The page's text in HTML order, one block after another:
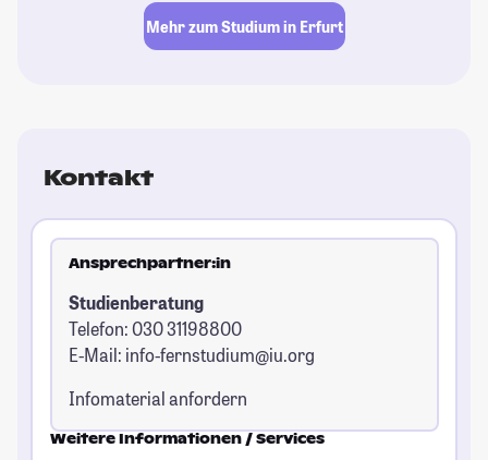
Mehr zum Studium in Erfurt
Kontakt
Ansprechpartner:in
Studienberatung
Telefon: 030 31198800
E-Mail: info-fernstudium@iu.org
Infomaterial anfordern
Weitere Informationen / Services